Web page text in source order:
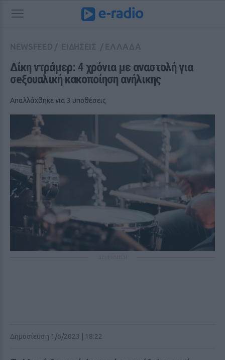
Δίκη ντράμερ: 4 χρόνια με αναστολή για
σeξουαλική κακοποίηση ανήλικης
Απαλλάχθηκε για 3 υποθέσεις
Δημοσίευση 1/6/2023 | 18:22